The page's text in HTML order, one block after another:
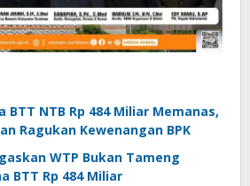
BTT NTB Rp 484 Miliar Memanas,
Ragukan Kewenangan BPK
WTP Bukan Tameng
BTT Rp 484 Miliar